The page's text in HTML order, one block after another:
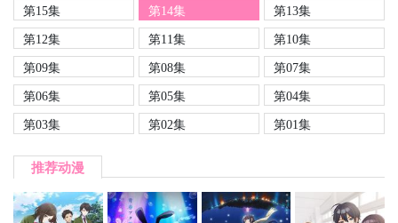
第15集
第14集
第13集
第12集
第11集
第10集
第09集
第08集
第07集
第06集
第05集
第04集
第03集
第02集 第01集
推荐动漫